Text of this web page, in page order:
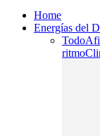
Home
Energías del
Todo
ritmo